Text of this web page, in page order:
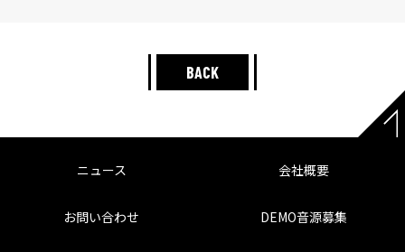
BACK
ニュース 会社概要
お問い合わせ DEMO音源募集